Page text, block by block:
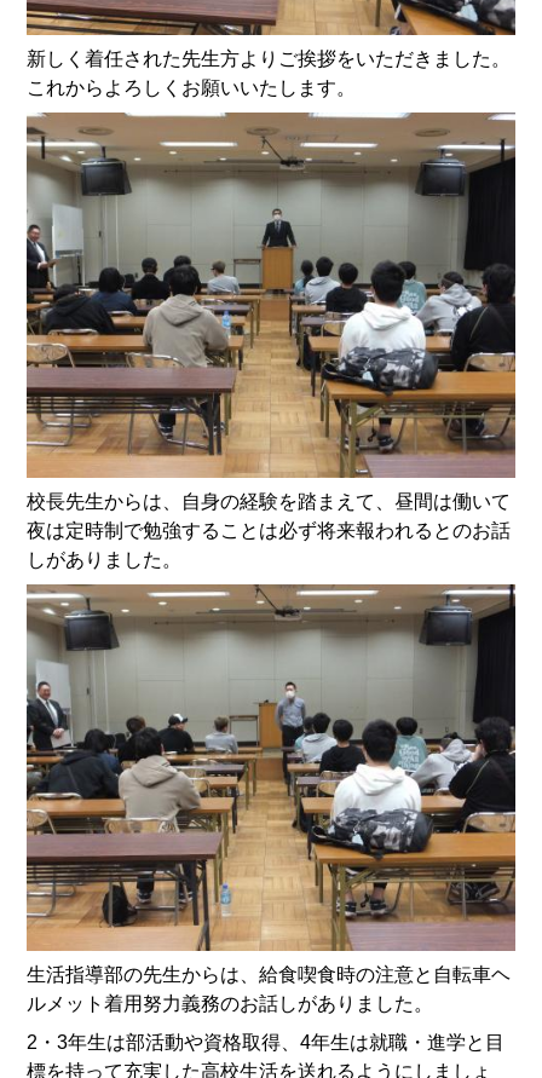
新しく着任された先生方よりご挨拶をいただきました。
これからよろしくお願いいたします。
校長先生からは、自身の経験を踏まえて、昼間は働いて
夜は定時制で勉強することは必ず将来報われるとのお話
しがありました。
生活指導部の先生からは、給食喫食時の注意と自転車ヘ
ルメット着用努力義務のお話しがありました。
2・3年生は部活動や資格取得、4年生は就職・進学と目
標を持って充実した高校生活を送れるようにしましょ